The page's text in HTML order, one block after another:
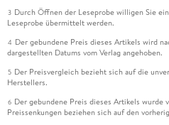
3 Durch Öffnen der Leseprobe willigen Sie
Leseprobe übermittelt werden.
4 Der gebundene Preis dieses Artikels wird
dargestellten Datums vom Verlag angehoben.
5 Der Preisvergleich bezieht sich auf die
Herstellers.
6 Der gebundene Preis dieses Artikels wurde
Preissenkungen beziehen sich auf den